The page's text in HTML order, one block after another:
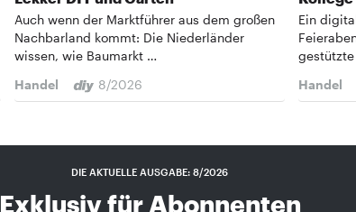
Auch wenn der Marktführer aus dem großen
Nachbarland kommt: Die Niederländer
wissen, wie Baumarkt …
Handel
8/2026
Ein
Handel
DIE AKTUELLE AUSGABE: 8/2026
Exklusiv für Abonnenten